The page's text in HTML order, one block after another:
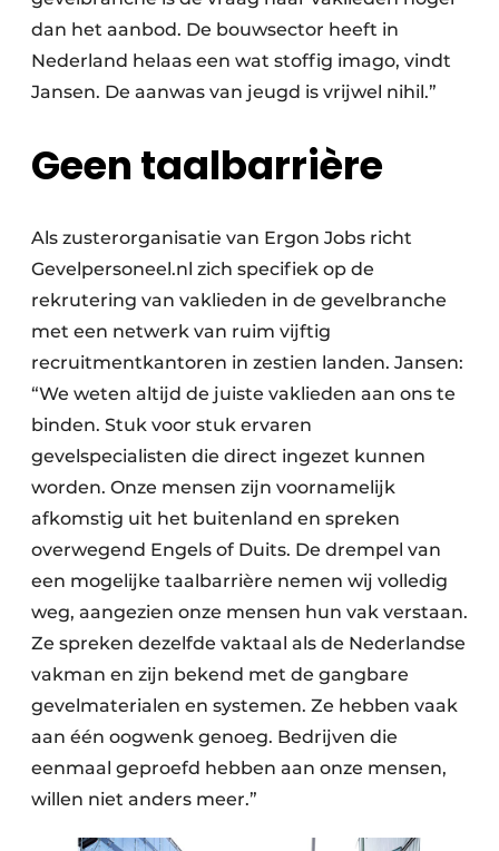
dan het aanbod. De bouwsector heeft in
Nederland helaas een wat stoffig imago, vindt
Jansen. De aanwas van jeugd is vrijwel nihil.”
Geen taalbarrière
Als zusterorganisatie van Ergon Jobs richt
Gevelpersoneel.nl zich specifiek op de
rekrutering van vaklieden in de gevelbranche
met een netwerk van ruim vijftig
recruitmentkantoren in zestien landen. Jansen:
“We weten altijd de juiste vaklieden aan ons te
binden. Stuk voor stuk ervaren
gevelspecialisten die direct ingezet kunnen
worden. Onze mensen zijn voornamelijk
afkomstig uit het buitenland en spreken
overwegend Engels of Duits. De drempel van
een mogelijke taalbarrière nemen wij volledig
weg, aangezien onze mensen hun vak verstaan.
Ze spreken dezelfde vaktaal als de Nederlandse
vakman en zijn bekend met de gangbare
gevelmaterialen en systemen. Ze hebben vaak
aan één oogwenk genoeg. Bedrijven die
eenmaal geproefd hebben aan onze mensen,
willen niet anders meer.”